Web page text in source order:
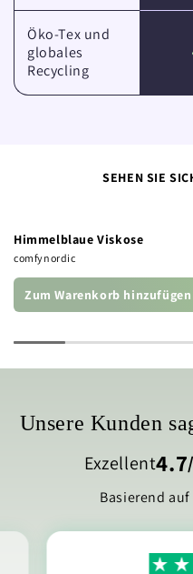
Öko-Tex und
globales
Recycling
SEHEN SIE
Himmelblaue Viskose
comfynordic
Zum Warenkorb hinzufügen
Unsere Kunden
Exzellent4.7
Basierend